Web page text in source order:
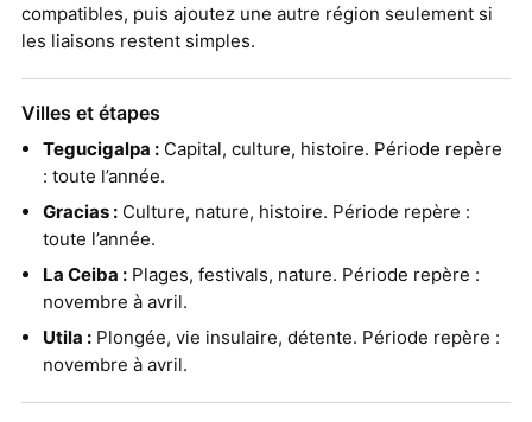
compatibles, puis ajoutez une autre région seulement si
les liaisons restent simples.
Villes et étapes
Tegucigalpa :Capital, culture, histoire. Période repère
: toute l’année.
Gracias :Culture, nature, histoire. Période repère :
toute l’année.
La Ceiba :Plages, festivals, nature. Période repère :
novembre à avril.
Utila :Plongée, vie insulaire, détente. Période repère :
novembre à avril.